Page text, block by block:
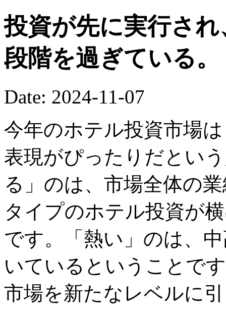
投資が先に実行さ
段階を過ぎている。
Date: 2024-11-07
今年のホテル投資市場
表現がぴったりだとい
る」のは、市場全体の
タイプのホテル投資が
です。「熱い」のは、
いているということで
市場を新たなレベルに